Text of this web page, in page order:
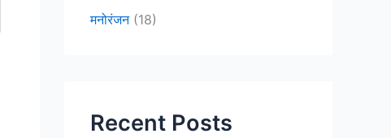
मनोरंजन(18)
Recent Posts